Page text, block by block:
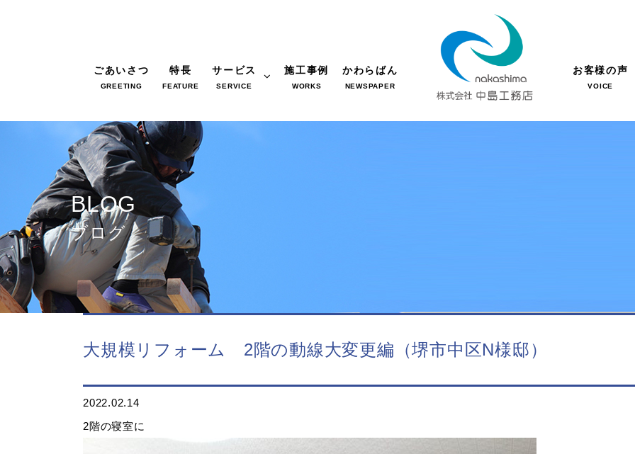
ごあいさつ
GREETING
特長
FEATURE
サービス
SERVICE
施工事例
WORKS
かわらばん
NEWSPAPER
お客様の声
VOICE
BLOG
ブログ
大規模リフォーム 2階の動線大変更編（堺市中区N様邸）
2022.02.14
2階の寝室に